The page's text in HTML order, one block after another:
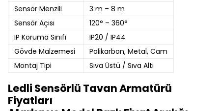
Sensör Menzili
3 m – 8 m
Sensör Açısı
120° – 360°
IP Koruma Sınıfı
IP20 / IP44
Gövde Malzemesi
Polikarbon, Metal, Cam
Montaj Tipi
Sıva Üstü / Sıva Altı
Ledli Sensörlü Tavan Armatürü
Fiyatları